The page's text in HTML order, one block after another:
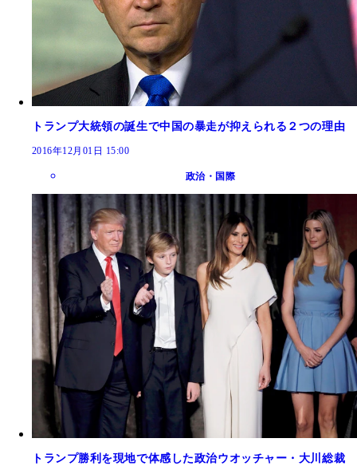
トランプ大統領の誕生で中国の暴走が抑えられる２つの理由
2016年12月01日 15:00
政治・国際
トランプ勝利を現地で体感した政治ウオッチャー・大川総裁